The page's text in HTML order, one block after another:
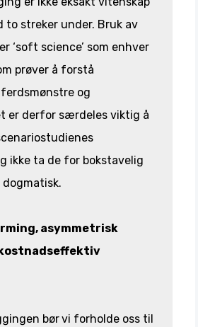
to streker under. Bruk av
‘soft science’ som enhver
prøver å forstå
og
er derfor særdeles viktig å
ikke ta de for bokstavelig
asymmetrisk
børvi forholde oss til